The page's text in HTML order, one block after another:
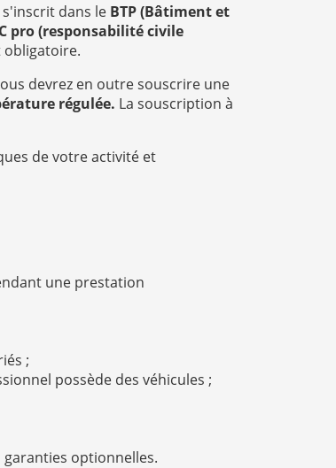
dans le BTP (Bâtiment et
pro (responsabilité civile
obligatoire.
devrez en outre souscrire une
régulée. La souscription à
de votre activité et
une prestation
;
possède des véhicules ;
optionnelles.